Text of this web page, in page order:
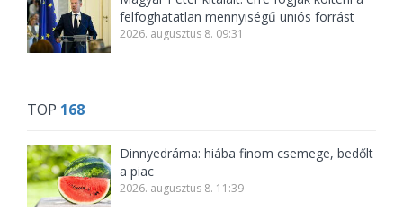
felfoghatatlan mennyiségű uniós forrást
2026. augusztus 8. 09:31
TOP 168
Dinnyedráma: hiába finom csemege, bedőlt
a piac
2026. augusztus 8. 11:39